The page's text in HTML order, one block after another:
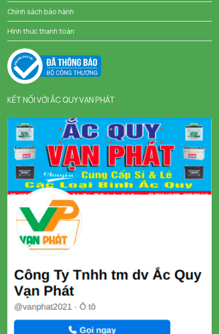
Chính sách bảo hành
Hình thức thanh toán
KẾT NỐI VỚI ẮC QUY VẠN PHÁT